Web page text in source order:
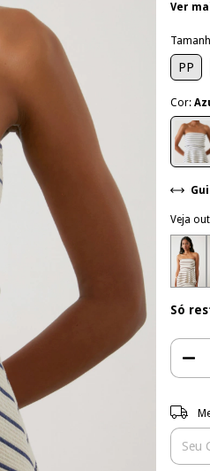
Ver
PP
Cor:
Veja
Só